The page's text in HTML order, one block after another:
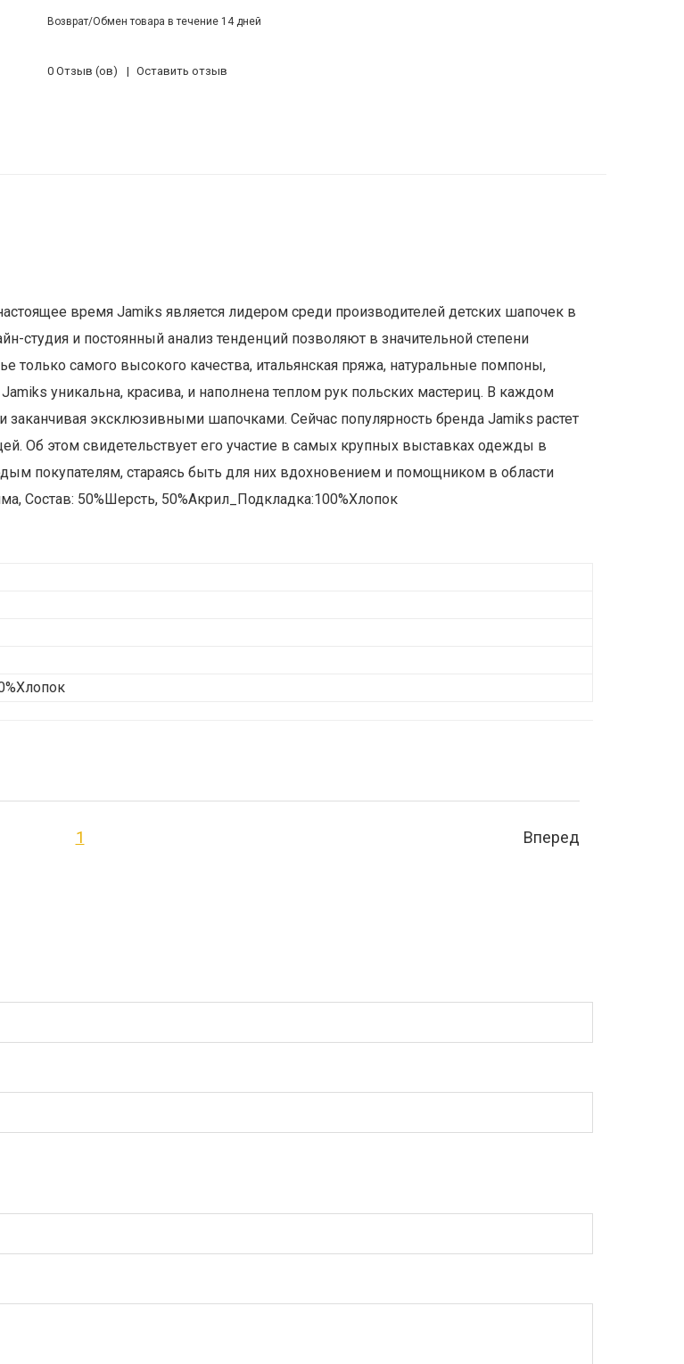
Возврат/Обмен товара в течение 14 дней
0 Отзыв (ов) Оставить отзыв
время Jamiks является лидером среди производителей детских шапочек в
студия и постоянный анализ тенденций позволяют в значительной степени
только самого высокого качества, итальянская пряжа, натуральные помпоны,
уникальна, красива, и наполнена теплом рук польских мастериц. В каждом
заканчивая эксклюзивными шапочками. Сейчас популярность бренда Jamiks растет
Об этом свидетельствует его участие в самых крупных выставках одежды в
покупателям, стараясь быть для них вдохновением и помощником в области
Состав: 50%Шерсть, 50%Акрил_Подкладка:100%Хлопок
1 Вперед